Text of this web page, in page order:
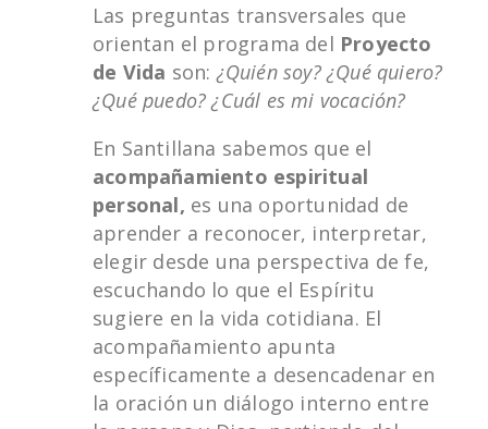
Las preguntas transversales que
orientan el programa del Proyecto
de Vida son: ¿Quién soy? ¿Qué quiero?
¿Qué puedo? ¿Cuál es mi vocación?
En Santillana sabemos que el
acompañamiento espiritual
personal, es una oportunidad de
aprender a reconocer, interpretar,
elegir desde una perspectiva de fe,
escuchando lo que el Espíritu
sugiere en la vida cotidiana. El
acompañamiento apunta
específicamente a desencadenar en
la oración un diálogo interno entre